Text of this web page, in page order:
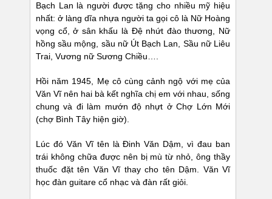
Bạch Lan là người được tặng cho nhiều mỹ hiệu
nhất: ở làng dĩa nhựa người ta gọi cô là Nữ Hoàng
vọng cổ, ở sân khấu là Đệ nhứt đào thương, Nữ
hồng sầu mộng, sầu nữ Út Bạch Lan, Sầu nữ Liêu
Trai, Vương nữ Sương Chiều….
Hồi năm 1945, Mẹ cô cùng cảnh ngộ với mẹ của
Văn Vĩ nên hai bà kết nghĩa chị em với nhau, sống
chung và đi làm mướn độ nhựt ở Chợ Lớn Mới
(chợ Bình Tây hiện giờ).
Lúc đó Văn Vĩ tên là Đinh Văn Dậm, vì đau ban
trái không chữa được nên bị mù từ nhỏ, ông thầy
thuốc đặt tên Văn Vĩ thay cho tên Dậm. Văn Vĩ
học đàn guitare cổ nhạc và đàn rất giỏi.